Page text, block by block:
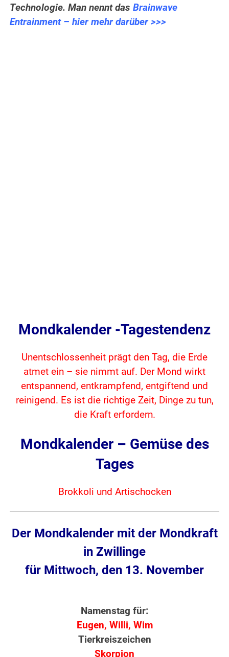
Technologie. Man nennt dasBrainwave
Entrainment – hier mehr darüber >>>
Mondkalender -Tagestendenz
Unentschlossenheit prägt den Tag, die Erde
atmet ein – sie nimmt auf. Der Mond wirkt
entspannend, entkrampfend, entgiftend und
reinigend. Es ist die richtige Zeit, Dinge zu tun,
die Kraft erfordern.
Mondkalender – Gemüse des
Tages
Brokkoli und Artischocken
Der Mondkalender mit der Mondkraft
in Zwillinge
für Mittwoch, den 13. November
Namenstag für:
Eugen, Willi, Wim
Tierkreiszeichen
Skorpion